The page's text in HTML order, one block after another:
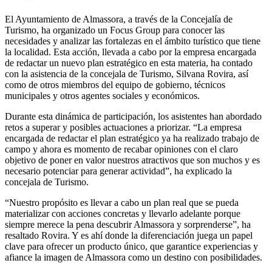
El Ayuntamiento de Almassora, a través de la Concejalía de
Turismo, ha organizado un Focus Group para conocer las
necesidades y analizar las fortalezas en el ámbito turístico que tiene
la localidad. Esta acción, llevada a cabo por la empresa encargada
de redactar un nuevo plan estratégico en esta materia, ha contado
con la asistencia de la concejala de Turismo, Silvana Rovira, así
como de otros miembros del equipo de gobierno, técnicos
municipales y otros agentes sociales y económicos.
Durante esta dinámica de participación, los asistentes han abordado
retos a superar y posibles actuaciones a priorizar. “La empresa
encargada de redactar el plan estratégico ya ha realizado trabajo de
campo y ahora es momento de recabar opiniones con el claro
objetivo de poner en valor nuestros atractivos que son muchos y es
necesario potenciar para generar actividad”, ha explicado la
concejala de Turismo.
“Nuestro propósito es llevar a cabo un plan real que se pueda
materializar con acciones concretas y llevarlo adelante porque
siempre merece la pena descubrir Almassora y sorprenderse”, ha
resaltado Rovira. Y es ahí donde la diferenciación juega un papel
clave para ofrecer un producto único, que garantice experiencias y
afiance la imagen de Almassora como un destino con posibilidades.